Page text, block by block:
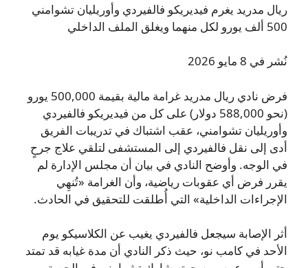
ريال مدريد يغرم فيديريكو فالفيردي وأوريليان تشوامني
500 ألف يورو لكل منهما ويغلق الملف الداخلي
نُشر في 8 مايو 2026
فرض نادي ريال مدريد غرامة مالية بقيمة 500,000 يورو
(نحو 588,000 دولار) على كل من فيديريكو فالفيردي
وأوريليان تشوامني، عقب اشتباك في تدريبات الفريق
أدى إلى نقل فالفيردي إلى المستشفى لتلقي علاج جرحٍ
في الوجه. وأوضح النادي في بيان أن مجلس الإدارة لم
يقرر فرض أي عقوبات رياضية، وأن الغرامة «تُنهِي
الإجراءات الداخلية» التي أُطلقت للتحقيق في الحادث.
أثر الإصابة سيجعل فالفيردي يغيب عن الكلاسيكو يوم
الأحد في كامب نو، حيث ذكر النادي أن مدة غيابه قد تمتد